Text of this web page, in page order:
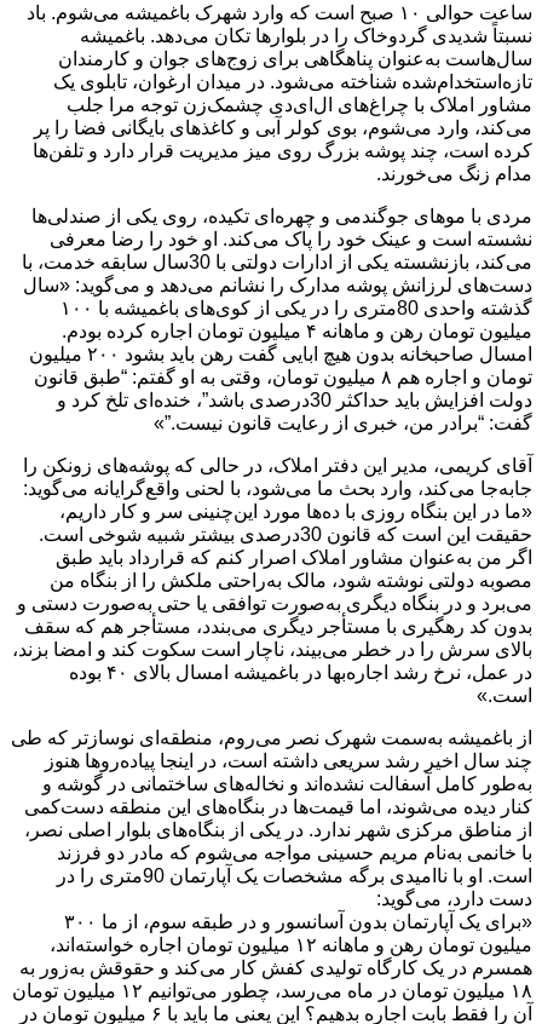
ساعت حوالی ۱۰ صبح است که وارد شهرک باغمیشه می‌شوم. باد
نسبتاً شدیدی گردوخاک را در بلوارها تکان می‌دهد. باغمیشه
سال‌هاست به‌عنوان پناهگاهی برای زوج‌های جوان و کارمندان
تازه‌استخدام‌شده شناخته می‌شود. در میدان ارغوان، تابلوی یک
مشاور املاک با چراغ‌های ال‌ای‌دی چشمک‌زن توجه مرا جلب
می‌کند، وارد می‌شوم، بوی کولر آبی و کاغذهای بایگانی فضا را پر
کرده است، چند پوشه بزرگ روی میز مدیریت قرار دارد و تلفن‌ها
مدام زنگ می‌خورند.
مردی با موهای جوگندمی و چهره‌ای تکیده، روی یکی از صندلی‌ها
نشسته است و عینک خود را پاک می‌کند. او خود را رضا معرفی
می‌کند، بازنشسته یکی از ادارات دولتی با 30سال سابقه خدمت، با
دست‌های لرزانش پوشه مدارک را نشانم می‌دهد و می‌گوید: «سال
گذشته واحدی 80متری را در یکی از کوی‌های باغمیشه با ۱۰۰
میلیون تومان رهن و ماهانه ۴ میلیون تومان اجاره کرده بودم.
امسال صاحبخانه بدون هیچ ابایی گفت رهن باید بشود ۲۰۰ میلیون
تومان و اجاره هم ۸ میلیون تومان، وقتی به او گفتم: “طبق قانون
دولت افزایش باید حداکثر 30درصدی باشد”، خنده‌ای تلخ کرد و
گفت: “برادر من، خبری از رعایت قانون نیست.”»
آقای کریمی، مدیر این دفتر املاک، در حالی که پوشه‌های زونکن را
جابه‌جا می‌کند، وارد بحث ما می‌شود، با لحنی واقع‌گرایانه می‌گوید:
«ما در این بنگاه روزی با ده‌ها مورد این‌چنینی سر و کار داریم،
حقیقت این است که قانون 30درصدی بیشتر شبیه شوخی است.
اگر من به‌عنوان مشاور املاک اصرار کنم که قرارداد باید طبق
مصوبه دولتی نوشته شود، مالک به‌راحتی ملکش را از بنگاه من
می‌برد و در بنگاه دیگری به‌صورت توافقی یا حتی به‌صورت دستی و
بدون کد رهگیری با مستأجر دیگری می‌بندد، مستأجر هم که سقف
بالای سرش را در خطر می‌بیند، ناچار است سکوت کند و امضا بزند،
در عمل، نرخ رشد اجاره‌بها در باغمیشه امسال بالای ۴۰ بوده
است.»
از باغمیشه به‌سمت شهرک نصر می‌روم، منطقه‌ای نوسازتر که طی
چند سال اخیر رشد سریعی داشته است، در اینجا پیاده‌روها هنوز
به‌طور کامل آسفالت نشده‌اند و نخاله‌های ساختمانی در گوشه و
کنار دیده می‌شوند، اما قیمت‌ها در بنگاه‌های این منطقه دست‌کمی
از مناطق مرکزی شهر ندارد. در یکی از بنگاه‌های بلوار اصلی نصر،
با خانمی به‌نام مریم حسینی مواجه می‌شوم که مادر دو فرزند
است. او با ناامیدی برگه مشخصات یک آپارتمان 90متری را در
دست دارد، می‌گوید:
«برای یک آپارتمان بدون آسانسور و در طبقه سوم، از ما ۳۰۰
میلیون تومان رهن و ماهانه ۱۲ میلیون تومان اجاره خواسته‌اند،
همسرم در یک کارگاه تولیدی کفش کار می‌کند و حقوقش به‌زور به
۱۸ میلیون تومان در ماه می‌رسد، چطور می‌توانیم ۱۲ میلیون تومان
آن را فقط بابت اجاره بدهیم؟ این یعنی ما باید با ۶ میلیون تومان در